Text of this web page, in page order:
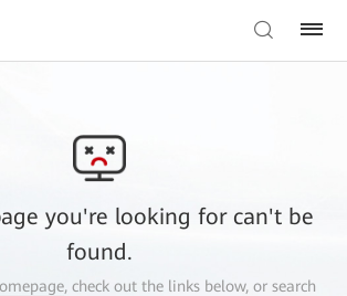
you're looking for can't be
found.
, check out the links below, or search